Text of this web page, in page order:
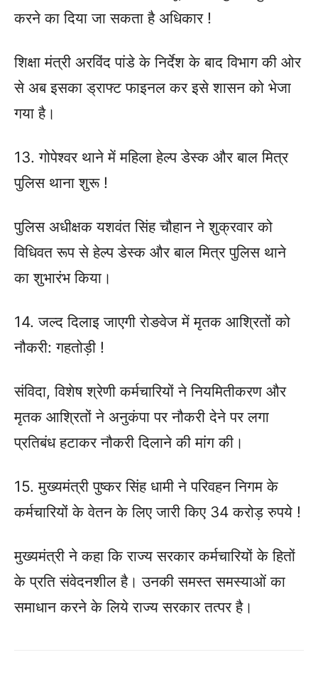
करने का दिया जा सकता है अधिकार !
शिक्षा मंत्री अरविंद पांडे के निर्देश के बाद विभाग की ओर
से अब इसका ड्राफ्ट फाइनल कर इसे शासन को भेजा
गया है।
13. गोपेश्वर थाने में महिला हेल्प डेस्क और बाल मित्र
पुलिस थाना शुरू !
पुलिस अधीक्षक यशवंत सिंह चौहान ने शुक्रवार को
विधिवत रूप से हेल्प डेस्क और बाल मित्र पुलिस थाने
का शुभारंभ किया।
14. जल्द दिलाइ जाएगी रोङवेज में मृतक आश्रितों को
नौकरी: गहतोड़ी !
संविदा, विशेष श्रेणी कर्मचारियों ने नियमितीकरण और
मृतक आश्रितों ने अनुकंपा पर नौकरी देने पर लगा
प्रतिबंध हटाकर नौकरी दिलाने की मांग की।
15. मुख्यमंत्री पुष्कर सिंह धामी ने परिवहन निगम के
कर्मचारियों के वेतन के लिए जारी किए 34 करोड़ रुपये !
मुख्यमंत्री ने कहा कि राज्य सरकार कर्मचारियों के हितों
के प्रति संवेदनशील है। उनकी समस्त समस्याओं का
समाधान करने के लिये राज्य सरकार तत्पर है।